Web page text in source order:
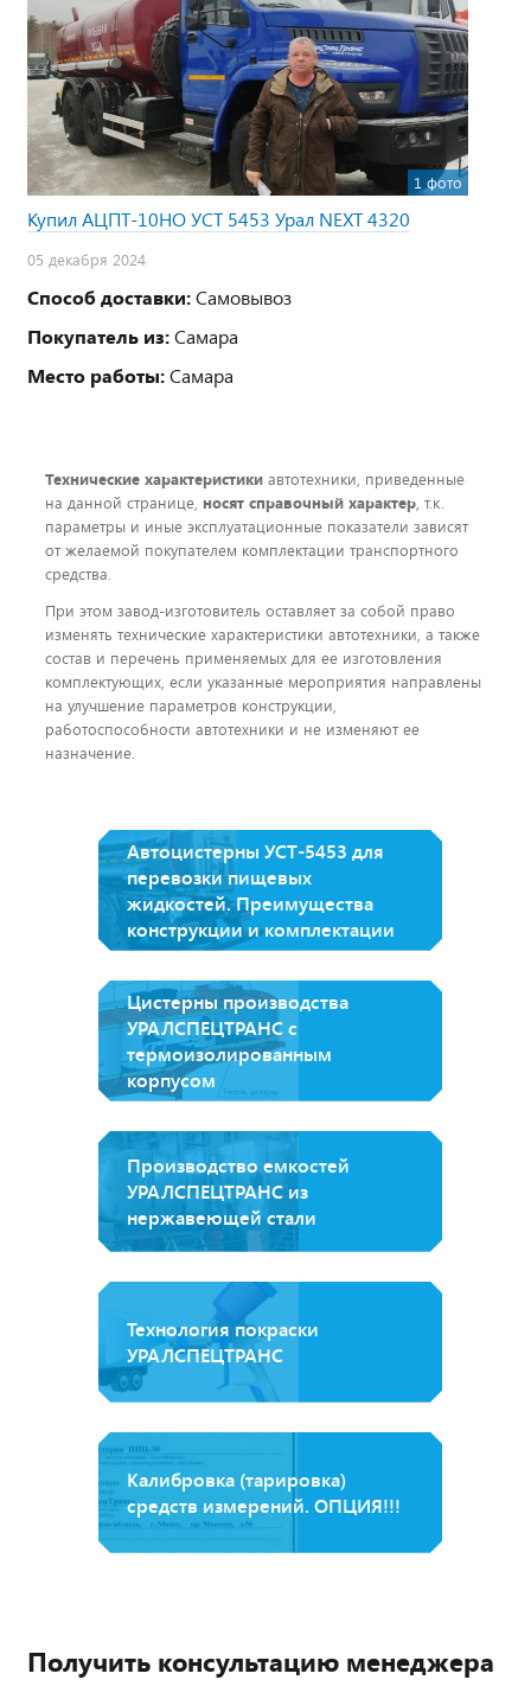
1 фото
Купил АЦПТ-10НО УСТ 5453 Урал NEXT 4320
05 декабря 2024
Способ доставки:Самовывоз
Покупатель из:Самара
Место работы:Самара
Технические характеристики автотехники, приведенные
на данной странице, носят справочный характер, т.к.
параметры и иные эксплуатационные показатели зависят
от желаемой покупателем комплектации транспортного
средства.
При этом завод-изготовитель оставляет за собой право
изменять технические характеристики автотехники, а также
состав и перечень применяемых для ее изготовления
комплектующих, если указанные мероприятия направлены
на улучшение параметров конструкции,
работоспособности автотехники и не изменяют ее
назначение.
Автоцистерны УСТ-5453 для
перевозки пищевых
жидкостей. Преимущества
конструкции и комплектации
Цистерны производства
УРАЛСПЕЦТРАНС с
термоизолированным
корпусом
Производство емкостей
УРАЛСПЕЦТРАНС из
нержавеющей стали
Технология покраски
УРАЛСПЕЦТРАНС
Калибровка (тарировка)
средств измерений. ОПЦИЯ!!!
Получить консультацию менеджера